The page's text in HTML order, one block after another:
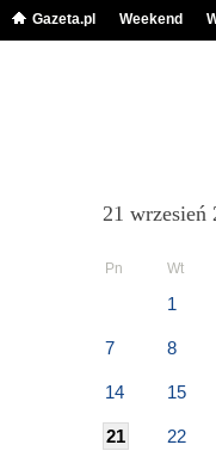
Gazeta.pl Weekend
21 wrzesień
Pn Wt
1
7 8
14 15
21 22